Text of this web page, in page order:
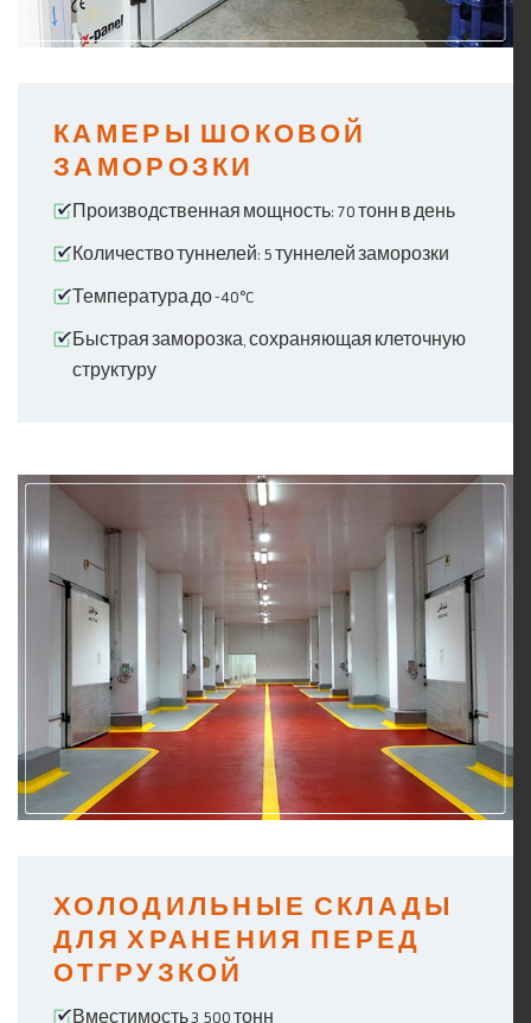
КАМЕРЫ ШОКОВОЙ
ЗАМОРОЗКИ
Производственная мощность: 70 тонн в день
Количество туннелей: 5 туннелей заморозки
Температура до -40°C
Быстрая заморозка, сохраняющая клеточную
структуру
ХОЛОДИЛЬНЫЕ СКЛАДЫ
ДЛЯ ХРАНЕНИЯ ПЕРЕД
ОТГРУЗКОЙ
Вместимость 3 500 тонн